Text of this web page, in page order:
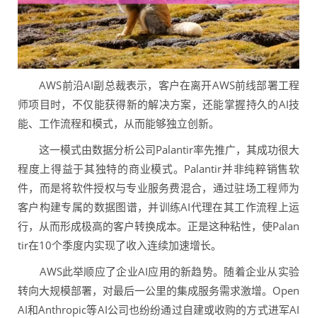
AWS前沿AI副总裁表示，客户在离开AWS前线部署工程
师项目时，不仅能获得新的解决方案，还能掌握持久的AI技
能、工作流程和模式，从而能够独立创新。
这一模式由数据分析公司Palantir率先推广，其成功很大
程度上得益于其独特的商业模式。Palantir并非纯粹销售软
件，而是将软件授权与专业服务费混合，通过驻场工程师为
客户构建专属的数据图谱，并训练AI代理在其工作流程上运
行，从而形成极高的客户转换成本。正是这种粘性，使Palan
tir在10个季度内实现了收入连续加速增长。
AWS此举顺应了企业AI应用的新趋势。随着企业从实验
转向大规模部署，对最后一公里的集成服务需求激增。Open
AI和Anthropic等AI公司也纷纷通过自建或收购的方式进军AI